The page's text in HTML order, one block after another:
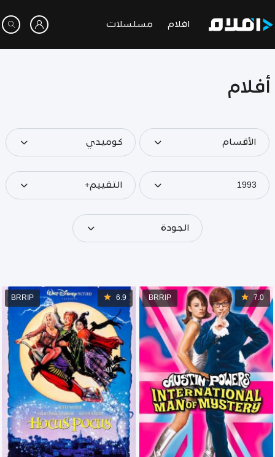
افلام مسلسلات
أفلام
الأقسام كوميدي
1993 التقييم+
الجودة
7.0
BRRIP
6.9
BRRIP